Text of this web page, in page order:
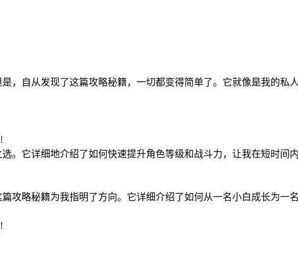
，自从发现了这篇攻略秘籍，一切都变得简单了。它就像是我的私
。它详细地介绍了如何快速提升角色等级和战斗力，让我在短时间
攻略秘籍为我指明了方向。它详细介绍了如何从一名小白成长为一